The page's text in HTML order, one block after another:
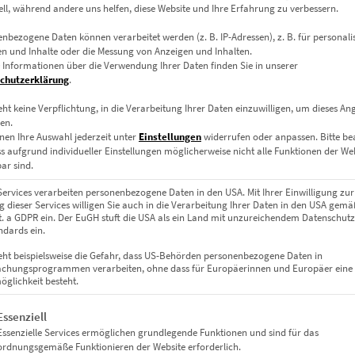
auf Keilrahmen, Acrylglas
50 x 50 cm, 60 x 60 cm, 70 x 70 cm, 80 x 80 cm, 90 x 90 cm, 100 x
während andere uns helfen, diese Website und Ihre Erfahrung zu verbessern.
Daten können verarbeitet werden (z. B. IP-Adressen), z. B. für
und Inhalte oder die Messung von Anzeigen und Inhalten.
Informationen über die Verwendung Ihrer Daten finden Sie in unserer
.
keine Verpflichtung, in die Verarbeitung Ihrer Daten einzuwilligen, um dieses
Ihre Auswahl jederzeit unter Einstellungenwiderrufen oder anpassen. Bitte
aufgrund individueller Einstellungen möglicherweise nicht alle Funktionen der
sind.
verarbeiten personenbezogene Daten in den USA. Mit Ihrer Einwilligung zur
dieser Services willigen Sie auch in die Verarbeitung Ihrer Daten in den USA
a GDPR ein. Der EuGH stuft die USA als ein Land mit unzureichendem
ein.
beispielsweise die Gefahr, dass US-Behörden personenbezogene Daten in
verarbeiten, ohne dass für Europäerinnen und Europäer eine
besteht.
eine Liste der Service-Gruppen, für die eine Einwilligung
Services ermöglichen grundlegende Funktionen und sind für das
Funktionieren der Website erforderlich.